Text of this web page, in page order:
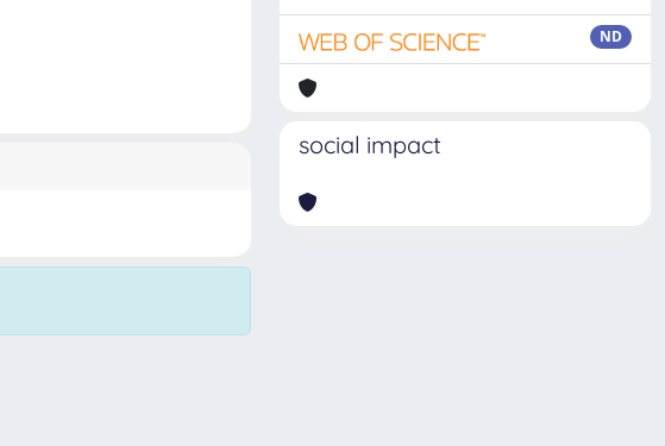
ND
social impact